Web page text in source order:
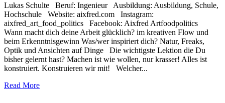
Lukas Schulte Beruf: Ingenieur Ausbildung: Ausbildung, Schule,
Hochschule Website: aixfred.com Instagram:
aixfred_art_food_politics Facebook: Aixfred Artfoodpolitics
Wann macht dich deine Arbeit glücklich? im kreativen Flow und
beim Erkenntnisgewinn Was/wer inspiriert dich? Natur, Freaks,
Optik und Ansichten auf Dinge Die wichtigste Lektion die Du
bisher gelernt hast? Machen ist wie wollen, nur krasser! Alles ist
konstruiert. Konstruieren wir mit! Welcher...
Read More